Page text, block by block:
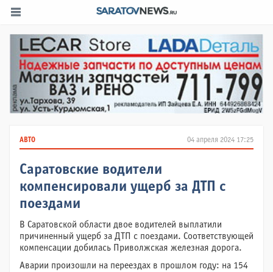
04 апреля 2024 17:25
АВТО
Саратовские водители
компенсировали ущерб за ДТП с
поездами
В Саратовской области двое водителей выплатили
причиненный ущерб за ДТП с поездами. Соответствующей
компенсации добилась Приволжская железная дорога.
Аварии произошли на переездах в прошлом году: на 154